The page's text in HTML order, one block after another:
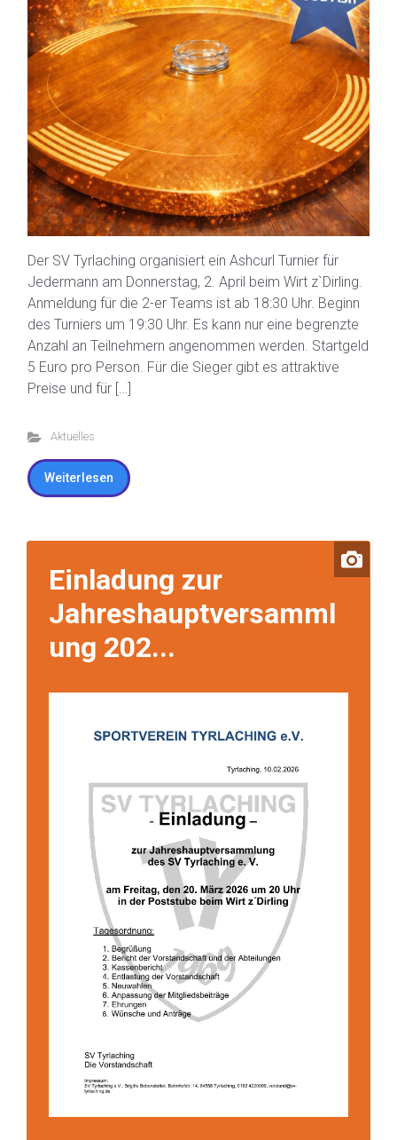
Der SV Tyrlaching organisiert ein Ashcurl Turnier für
Jedermann am Donnerstag, 2. April beim Wirt z`Dirling.
Anmeldung für die 2-er Teams ist ab 18:30 Uhr. Beginn
des Turniers um 19:30 Uhr. Es kann nur eine begrenzte
Anzahl an Teilnehmern angenommen werden. Startgeld
5 Euro pro Person. Für die Sieger gibt es attraktive
Preise und für […]
Aktuelles
Weiterlesen
Einladung zur
Jahreshauptversamml
ung 202...